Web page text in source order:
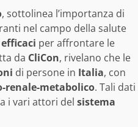
, sottolinea l’importanza di
nel campo della salute
per affrontare le
da CliCon, rivelano che le
di persone in Italia, con
renale-metabolico. Tali dati
i vari attori del sistema